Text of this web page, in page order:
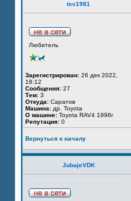
tsv1981
Любитель
Зарегистрирован: 26 дек 2022,
18:12
Сообщения: 27
Тем: 3
Откуда: Саратов
Машина: др. Toyota
О машине: Toyota RAV4 1996г
Репутация: 0
Вернуться к началу
JubajeVDK